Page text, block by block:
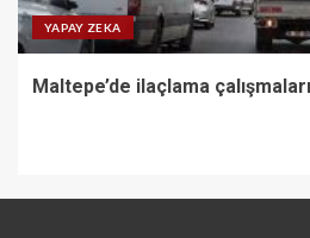
YAPAY ZEKA
Maltepe’de ilaçlama